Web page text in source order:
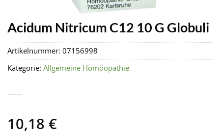
Acidum Nitricum C12 10 G Globuli
10,18 €
Artikelnummer: 07156998
Kategorie: Allgemeine Homöopathie